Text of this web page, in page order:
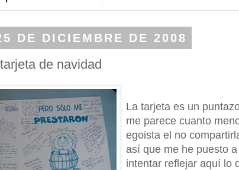
DE DICIEMBRE DE 2008
de navidad
La tarjeta es un
me parece cuanto
egoista el no
así que me he puesto a
intentar reflejar aquí lo